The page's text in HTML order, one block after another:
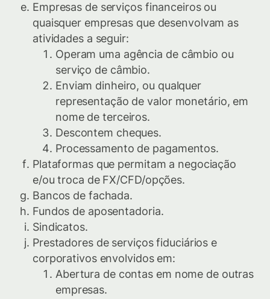
Empresas de serviços financeiros ou
quaisquer empresas que desenvolvam as
atividades a seguir:
Operam uma agência de câmbio ou
serviço de câmbio.
Enviam dinheiro, ou qualquer
representação de valor monetário, em
nome de terceiros.
Descontem cheques.
Processamento de pagamentos.
Plataformas que permitam a negociação
e/ou troca de FX/CFD/opções.
Bancos de fachada.
Fundos de aposentadoria.
Sindicatos.
Prestadores de serviços fiduciários e
corporativos envolvidos em:
Abertura de contas em nome de outras
empresas.